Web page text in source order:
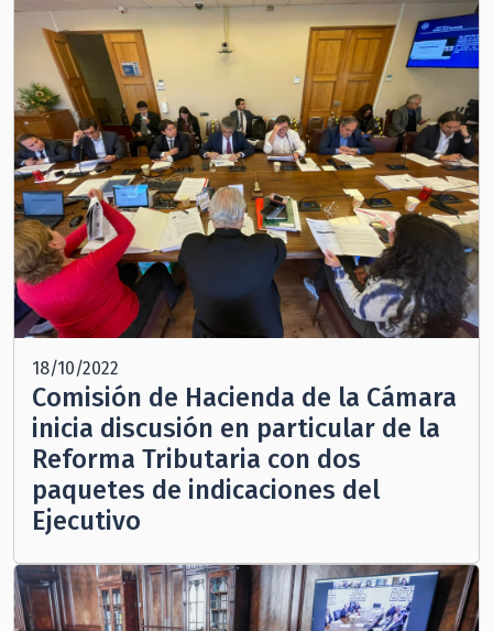
18/10/2022
Comisión de Hacienda de la Cámara
inicia discusión en particular de la
Reforma Tributaria con dos
paquetes de indicaciones del
Ejecutivo